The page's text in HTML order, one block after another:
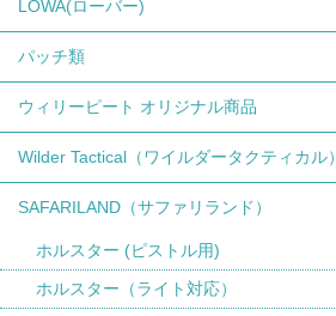
LOWA(ローバー)
パッチ類
ウィリーピート オリジナル商品
Wilder Tactical（ワイルダータクティカル）
SAFARILAND（サファリランド）
ホルスター (ピストル用)
ホルスター（ライト対応）